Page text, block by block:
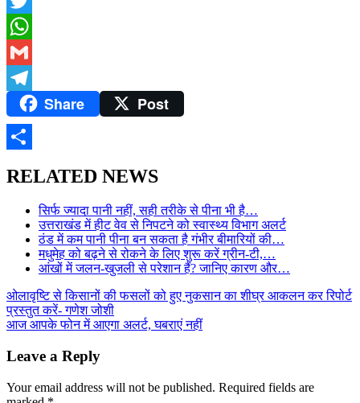
Twitter
WhatsApp
Gmail
TelegramShare Post
RELATED NEWS
सिर्फ ज्यादा पानी नहीं, सही तरीके से पीना भी है…
उत्तराखंड में हीट वेव से निपटने को स्वास्थ्य विभाग अलर्ट
ठंड में कम पानी पीना बन सकता है गंभीर बीमारियों की…
मधुमेह को बढ़ने से रोकने के लिए शुरू करें ग्रीन-टी,…
आंखों में जलन-खुजली से परेशान हैं? जानिए कारण और…
Post
navigation
ओलावृष्टि से किसानों की फसलों को हुए नुकसान का शीघ्र आकलन कर रिपोर्ट
प्रस्तुत करें- गणेश जोशी
आज आपके फोन में आएगा अलर्ट, घबराएं नहीं
Leave a Reply
Your email address will not be published. Required fields are